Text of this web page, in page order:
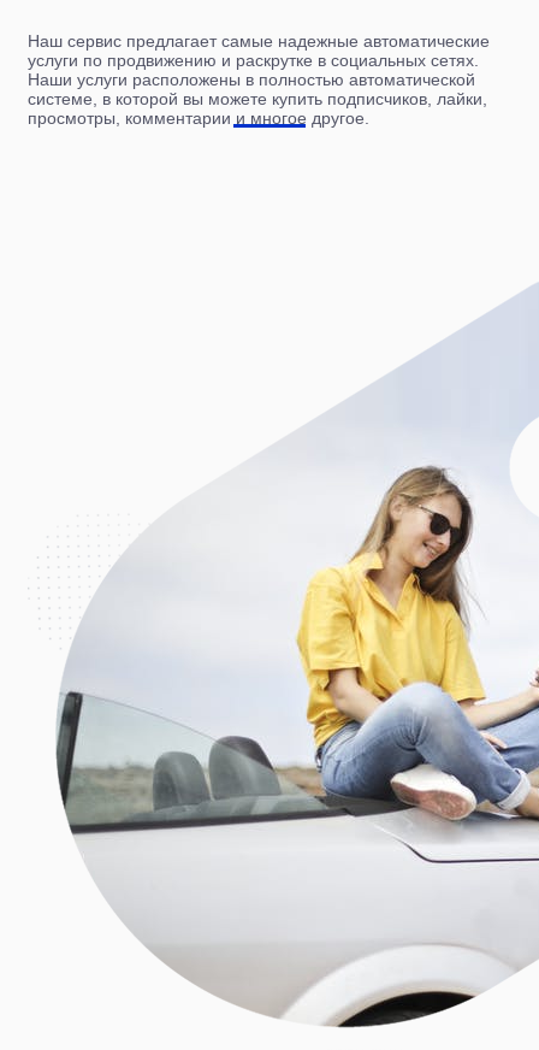
Наш сервис предлагает самые надежные автоматические
услуги по продвижению и раскрутке в социальных сетях.
Наши услуги расположены в полностью автоматической
системе, в которой вы можете купить подписчиков, лайки,
просмотры, комментарии и многое другое.